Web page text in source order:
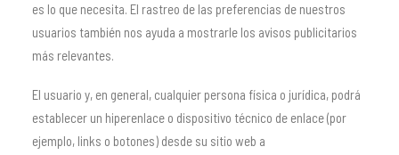
es lo que necesita. El rastreo de las preferencias de nuestros
usuarios también nos ayuda a mostrarle los avisos publicitarios
más relevantes.
El usuario y, en general, cualquier persona física o jurídica, podrá
establecer un hiperenlace o dispositivo técnico de enlace (por
ejemplo, links o botones) desde su sitio web a